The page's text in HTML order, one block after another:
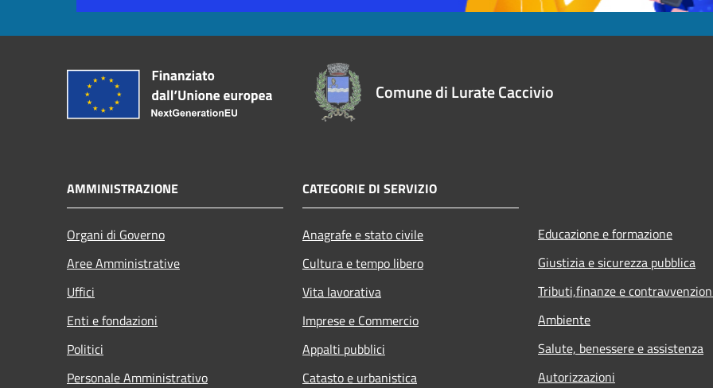
Comune di Lurate Caccivio
AMMINISTRAZIONE
Organi di Governo
Aree Amministrative
Uffici
Enti e fondazioni
Politici
Personale Amministrativo
CATEGORIE DI SERVIZIO
Anagrafe e stato civile
Cultura e tempo libero
Vita lavorativa
Imprese e Commercio
Appalti pubblici
Catasto e urbanistica
Educazione e formazione
Giustizia e sicurezza pubblica
Tributi,finanze e
Ambiente
Salute, benessere e assistenza
Autorizzazioni